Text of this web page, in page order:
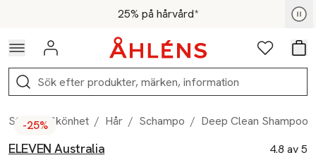
Hoppa till navigationsmenyn25% på hårvård*
För medlemmar - Shoppa nu
Logga in Favoriter
Sök
Start / Skönhet / Hår / Schampo / Deep Clean Shampoo,
Produktbilder
Hoppa över bildspelet
-25%
ELEVEN Australia
4.8 av 5
Produktinformation